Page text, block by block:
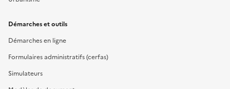
Démarches et outils
Démarches en ligne
Formulaires administratifs (cerfas)
Simulateurs